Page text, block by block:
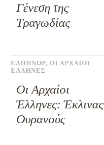
Γένεση της
Τραγωδίας
ΕΛΠΗΝΩΡ,ΟΙ ΑΡΧΑΙΟΙ
ΕΛΛΗΝΕΣ
Οι Αρχαίοι
Έλληνες: Έκλινας
Ουρανούς